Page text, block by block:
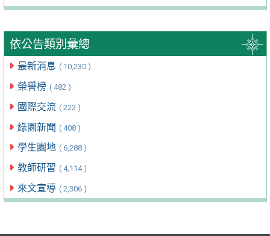
依公告類別彙總
最新消息 ( 10,230 )
榮譽榜 ( 482 )
國際交流 ( 222 )
綠園新聞 ( 408 )
學生園地 ( 6,288 )
教師研習 ( 4,114 )
來文宣導 ( 2,306 )